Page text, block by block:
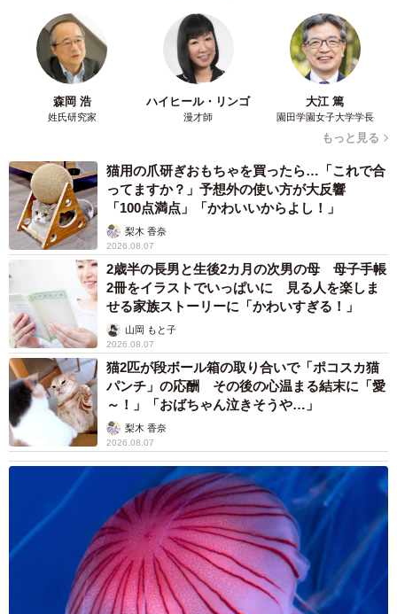
森岡 浩
姓氏研究家
ハイヒール・リンゴ
漫才師
大江 篤
園田学園女子大学学長
もっと見る
猫用の爪研ぎおもちゃを買ったら…「これで合
ってますか？」予想外の使い方が大反響
「100点満点」「かわいいからよし！」
梨木 香奈
2026.08.07
2歳半の長男と生後2カ月の次男の母 母子手帳
2冊をイラストでいっぱいに 見る人を楽しま
せる家族ストーリーに「かわいすぎる！」
山岡 もと子
2026.08.07
猫2匹が段ボール箱の取り合いで「ポコスカ猫
パンチ」の応酬 その後の心温まる結末に「愛
～！」「おばちゃん泣きそうや…」
梨木 香奈
2026.08.07